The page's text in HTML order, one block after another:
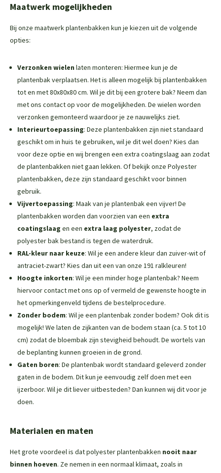
Maatwerk mogelijkheden
Bij onze maatwerk plantenbakken kun je kiezen uit de volgende
opties:
Verzonken wielen laten monteren: Hiermee kun je de
plantenbak verplaatsen. Het is alleen mogelijk bij plantenbakken
tot en met 80x80x80 cm. Wil je dit bij een grotere bak? Neem dan
met ons contact op voor de mogelijkheden. De wielen worden
verzonken gemonteerd waardoor je ze nauwelijks ziet.
Interieurtoepassing: Deze plantenbakken zijn niet standaard
geschikt om in huis te gebruiken, wil je dit wel doen? Kies dan
voor deze optie en wij brengen een extra coatingslaag aan zodat
de plantenbakken niet gaan lekken. Of bekijk onze Polyester
plantenbakken, deze zijn standaard geschikt voor binnen
gebruik.
Vijvertoepassing: Maak van je plantenbak een vijver! De
plantenbakken worden dan voorzien van een extra
coatingslaag en een extra laag polyester, zodat de
polyester bak bestand is tegen de waterdruk.
RAL-kleur naar keuze: Wil je een andere kleur dan zuiver-wit of
antraciet-zwart? Kies dan uit een van onze 191 ralkleuren!
Hoogte inkorten: Wil je een minder hoge plantenbak? Neem
hiervoor contact met ons op of vermeld de gewenste hoogte in
het opmerkingenveld tijdens de bestelprocedure.
Zonder bodem: Wil je een plantenbak zonder bodem? Ook dit is
mogelijk! We laten de zijkanten van de bodem staan (ca. 5 tot 10
cm) zodat de bloembak zijn stevigheid behoudt. De wortels van
de beplanting kunnen groeien in de grond.
Gaten boren: De plantenbak wordt standaard geleverd zonder
gaten in de bodem. Dit kun je eenvoudig zelf doen met een
ijzerboor. Wil je dit liever uitbesteden? Dan kunnen wij dit voor je
doen.
Materialen en maten
Het grote voordeel is dat polyester plantenbakken nooit naar
binnen hoeven. Ze nemen in een normaal klimaat, zoals in